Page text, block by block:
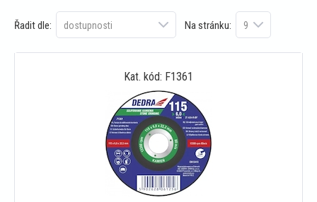
Řadit dle: Na stránku:
Kat. kód: F1361